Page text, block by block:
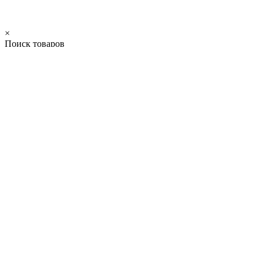
×
Поиск товаров